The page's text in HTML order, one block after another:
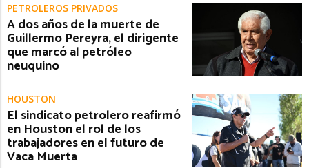
PETROLEROS PRIVADOS
A dos años de la muerte de
Guillermo Pereyra, el dirigente
que marcó al petróleo
neuquino
HOUSTON
El sindicato petrolero reafirmó
en Houston el rol de los
trabajadores en el futuro de
Vaca Muerta